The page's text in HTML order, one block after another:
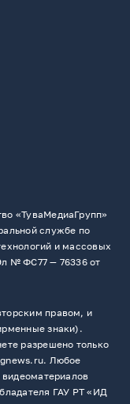
«ТуваМедиаГрупп»
службе по
и массовых
№ ФС77 — 76336 от
правом, и
знаки).
разрешено только
Любое
ГАУ РТ «ИД